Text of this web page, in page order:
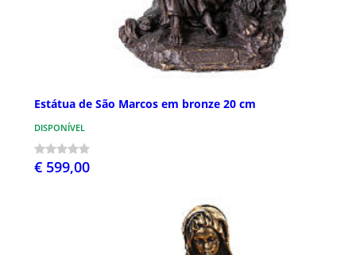
Estátua de São Marcos em bronze 20 cm
DISPONÍVEL
€ 599,00